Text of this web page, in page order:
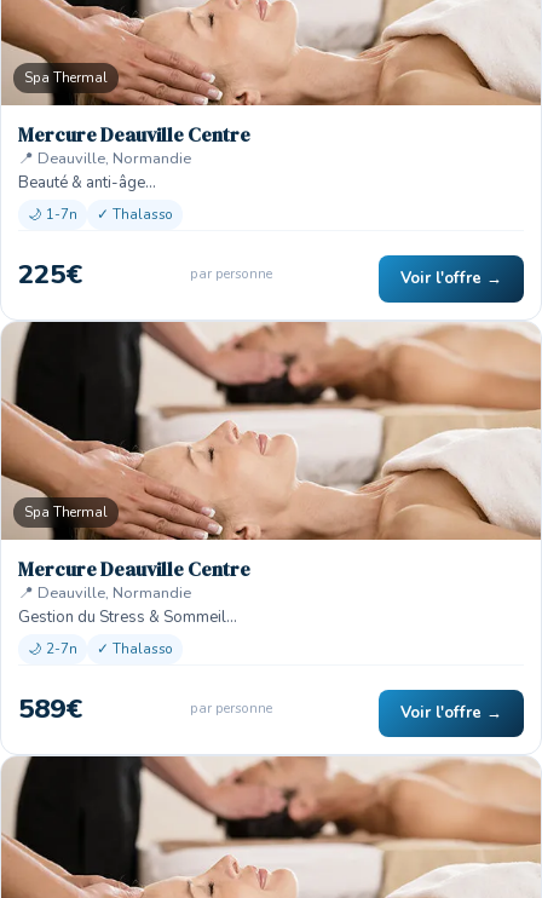
Spa Thermal
Mercure Deauville Centre
📍 Deauville, Normandie
Beauté & anti-âge…
🌙 1-7n ✓ Thalasso
225€ par personne Voir l'offre →
Spa Thermal
Mercure Deauville Centre
📍 Deauville, Normandie
Gestion du Stress & Sommeil…
🌙 2-7n ✓ Thalasso
589€ par personne Voir l'offre →